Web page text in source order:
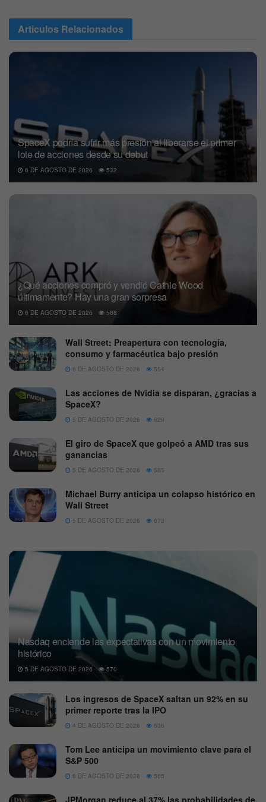
Articulos Relacionados
SpaceX podría sufrir más presión al liberarse el primer
lote de acciones desde su debut
6 DE AGOSTO DE 2026 532
¿Qué acciones compró y vendió Cathie Wood
últimamente? Hay una gran sorpresa
6 DE AGOSTO DE 2026 588
Wall Street: Preapertura con tecnología,
consumo y farmacéutica bajo presión
6 DE AGOSTO DE 2026 554
Las acciones de Nvidia se disparan, ¿gracias a
SpaceX?
5 DE AGOSTO DE 2026 629
El giro de SpaceX que golpeó a AMD tras sus
ganancias
5 DE AGOSTO DE 2026 585
Michael Burry anticipa un colapso histórico en
Wall Street
5 DE AGOSTO DE 2026 673
Nasdaq enciende las expectativas con un movimiento
histórico
5 DE AGOSTO DE 2026 570
Los ingresos de SpaceX saltan un 92% en su
primer reporte tras la IPO
4 DE AGOSTO DE 2026 636
Tom Lee anticipa un movimiento clave para el
S&P 500
6 DE AGOSTO DE 2026 565